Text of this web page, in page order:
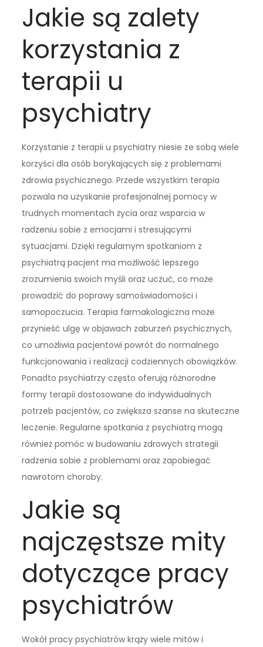
Jakie są zalety
korzystania z
terapii u
psychiatry
Korzystanie z terapii u psychiatry niesie ze sobą wiele
korzyści dla osób borykających się z problemami
zdrowia psychicznego. Przede wszystkim terapia
pozwala na uzyskanie profesjonalnej pomocy w
trudnych momentach życia oraz wsparcia w
radzeniu sobie z emocjami i stresującymi
sytuacjami. Dzięki regularnym spotkaniom z
psychiatrą pacjent ma możliwość lepszego
zrozumienia swoich myśli oraz uczuć, co może
prowadzić do poprawy samoświadomości i
samopoczucia. Terapia farmakologiczna może
przynieść ulgę w objawach zaburzeń psychicznych,
co umożliwia pacjentowi powrót do normalnego
funkcjonowania i realizacji codziennych obowiązków.
Ponadto psychiatrzy często oferują różnorodne
formy terapii dostosowane do indywidualnych
potrzeb pacjentów, co zwiększa szanse na skuteczne
leczenie. Regularne spotkania z psychiatrą mogą
również pomóc w budowaniu zdrowych strategii
radzenia sobie z problemami oraz zapobiegać
nawrotom choroby.
Jakie są
najczęstsze mity
dotyczące pracy
psychiatrów
Wokół pracy psychiatrów krąży wiele mitów i